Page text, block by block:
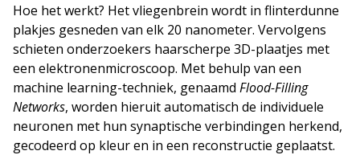
Hoe het werkt? Het vliegenbrein wordt in flinterdunne
plakjes gesneden van elk 20 nanometer. Vervolgens
schieten onderzoekers haarscherpe 3D-plaatjes met
een elektronenmicroscoop. Met behulp van een
machine learning-techniek, genaamd Flood-Filling
Networks, worden hieruit automatisch de individuele
neuronen met hun synaptische verbindingen herkend,
gecodeerd op kleur en in een reconstructie geplaatst.